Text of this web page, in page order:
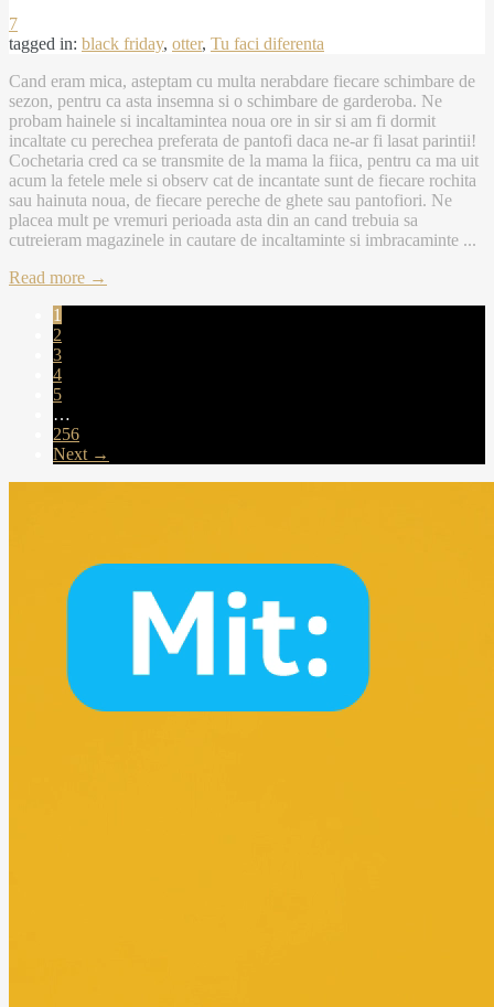
7
tagged in: black friday, otter, Tu faci diferenta
Cand eram mica, asteptam cu multa nerabdare fiecare schimbare de
sezon, pentru ca asta insemna si o schimbare de garderoba. Ne
probam hainele si incaltamintea noua ore in sir si am fi dormit
incaltate cu perechea preferata de pantofi daca ne-ar fi lasat parintii!
Cochetaria cred ca se transmite de la mama la fiica, pentru ca ma uit
acum la fetele mele si observ cat de incantate sunt de fiecare rochita
sau hainuta noua, de fiecare pereche de ghete sau pantofiori. Ne
placea mult pe vremuri perioada asta din an cand trebuia sa
cutreieram magazinele in cautare de incaltaminte si imbracaminte ...
Read more →
1
2
3
4
5
…
256
Next →